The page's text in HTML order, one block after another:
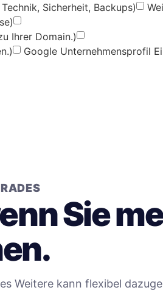
Sicherheit, Backups)
Ihrer Domain.)
Google Unternehmensprofil
Sie
Weitere kann flexibel